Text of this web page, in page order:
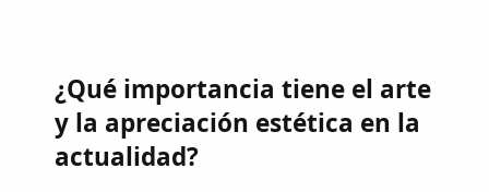
¿Qué importancia tiene el arte
y la apreciación estética en la
actualidad?